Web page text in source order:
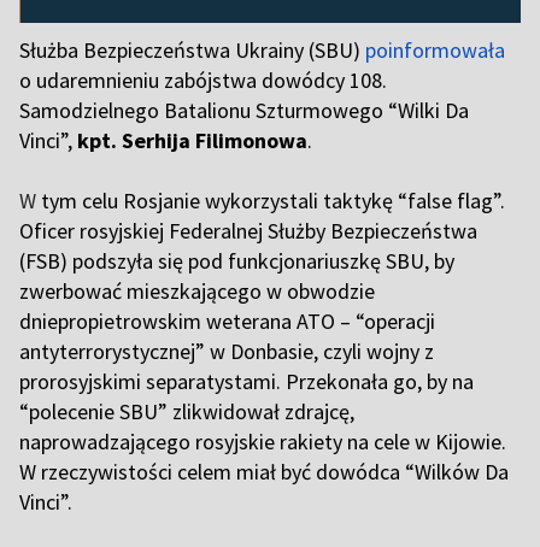
Służba Bezpieczeństwa Ukrainy (SBU) poinformowała
o udaremnieniu zabójstwa dowódcy 108.
Samodzielnego Batalionu Szturmowego “Wilki Da
Vinci”, kpt. Serhija Filimonowa.
W tym celu Rosjanie wykorzystali taktykę “false flag”.
Oficer rosyjskiej Federalnej Służby Bezpieczeństwa
(FSB) podszyła się pod funkcjonariuszkę SBU, by
zwerbować mieszkającego w obwodzie
dniepropietrowskim weterana ATO – “operacji
antyterrorystycznej” w Donbasie, czyli wojny z
prorosyjskimi separatystami. Przekonała go, by na
“polecenie SBU” zlikwidował zdrajcę,
naprowadzającego rosyjskie rakiety na cele w Kijowie.
W rzeczywistości celem miał być dowódca “Wilków Da
Vinci”.